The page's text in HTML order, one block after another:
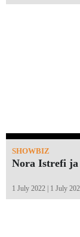
SHOWBIZ
Nora Istrefi ja
1 July 2022 | 1 July